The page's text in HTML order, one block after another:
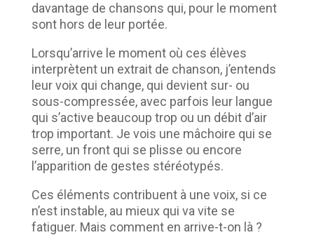
davantage de chansons qui, pour le moment
sont hors de leur portée.
Lorsqu’arrive le moment où ces élèves
interprètent un extrait de chanson, j’entends
leur voix qui change, qui devient sur- ou
sous-compressée, avec parfois leur langue
qui s’active beaucoup trop ou un débit d’air
trop important. Je vois une mâchoire qui se
serre, un front qui se plisse ou encore
l’apparition de gestes stéréotypés.
Ces éléments contribuent à une voix, si ce
n’est instable, au mieux qui va vite se
fatiguer. Mais comment en arrive-t-on là ?